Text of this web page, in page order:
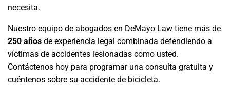
necesita.
Nuestro equipo de abogados en DeMayo Law tiene más de
250 años de experiencia legal combinada defendiendo a
víctimas de accidentes lesionadas como usted.
Contáctenos hoy para programar una consulta gratuita y
cuéntenos sobre su accidente de bicicleta.